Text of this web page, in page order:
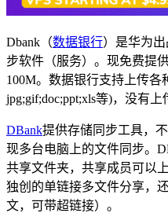
Dbank（数据银行）是华为
步软件（服务）。现免费提
100M。数据银行支持上传各
jpg;gif;doc;ppt;xls等)，没有上
DBank提供存储同步工具，
现多台电脑上的文件同步。
共享文件夹，共享成员可以
独创的单链接多文件分享，
文，可带超链接）。